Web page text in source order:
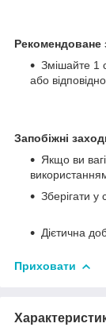
Рекомендоване
Змішайте 1
або
Запобіжні
Якщо ви
Зберігати у
Дієтична
Приховати